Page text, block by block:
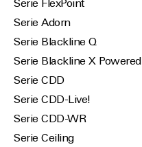
Serie FlexPoint
Serie Adorn
Serie Blackline Q
Serie Blackline X Powered
Serie CDD
Serie CDD-Live!
Serie CDD-WR
Serie Ceiling